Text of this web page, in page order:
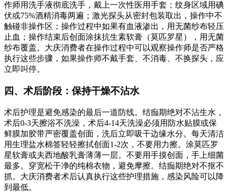
作师用洗手液彻底洗手，戴上一次性医用手套；纹身区域用碘
伏或75%酒精消毒两遍；激光探头从密封包装取出，操作中不
触碰非操作区；操作过程中如果有血液渗出，用无菌纱布轻压
止血；操作结束后创面涂抹抗生素软膏（莫匹罗星），用无菌
纱布覆盖。大庆消费者在操作过程中可以观察操作师是否严格
执行这些步骤，如果操作师不戴手套、不消毒、不换探头，应
立即叫停。
四、术后阶段：保持干燥不沾水
术后护理是避免感染的最后一道防线。结痂期绝对不沾生水，
术后0-3天擦浴不洗澡，术后4-14天洗澡必须用防水贴膜或保
鲜膜加胶带严密覆盖创面，洗后立即吸干边缘水分。每天清洁
用生理盐水棉签轻轻擦拭创面1-2次，不要用力擦。涂莫匹罗
星软膏或夫西地酸乳膏薄薄一层。不要用手摸创面，手上细菌
最多。穿宽松干净的纯棉衣物，避免摩擦。结痂期绝对不抠不
抓。大庆消费者术后认真执行这些护理措施，感染风险可以降
到最低。